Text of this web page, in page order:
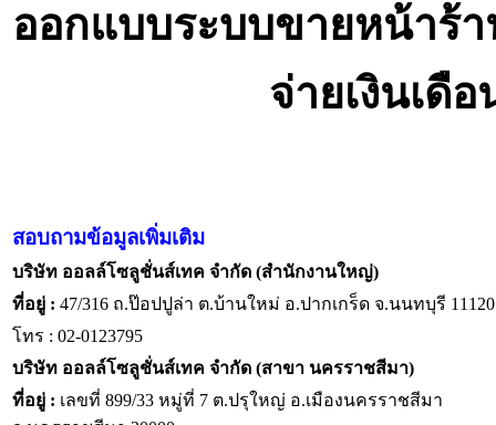
ออกแบบระบบขายหน้าร้า
จ่ายเงินเดื
สอบถามข้อมูลเพิ่มเติม
บริษัท ออลล์โซลูชั่นส์เทค จำกัด (สำนักงานใหญ่)
ที่อยู่ : 47/316 ถ.ป๊อปปูล่า ต.บ้านใหม่ อ.ปากเกร็ด จ.นนทบุรี 11120
โทร : 02-0123795
บริษัท ออลล์โซลูชั่นส์เทค จำกัด (สาขา นครราชสีมา)
ที่อยู่ : เลขที่ 899/33 หมู่ที่ 7 ต.ปรุใหญ่ อ.เมืองนครราชสีมา